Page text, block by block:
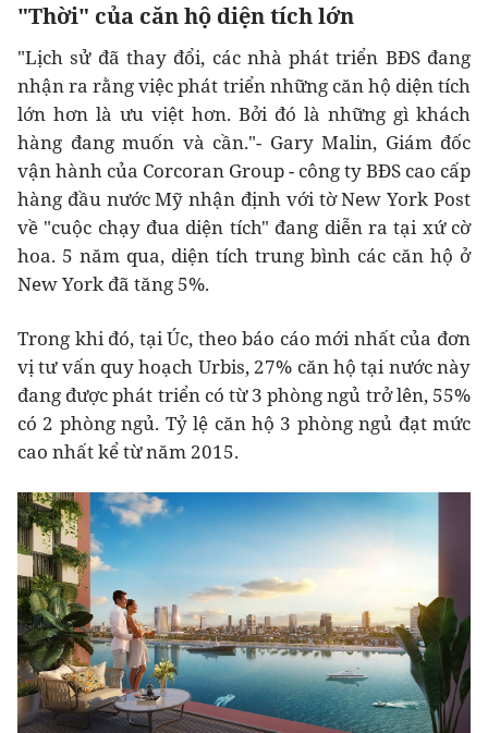
"Thời" của căn hộ diện tích lớn
"Lịch sử đã thay đổi, các nhà phát triển BĐS đang
nhận ra rằng việc phát triển những căn hộ diện tích
lớn hơn là ưu việt hơn. Bởi đó là những gì khách
hàng đang muốn và cần."- Gary Malin, Giám đốc
vận hành của Corcoran Group - công ty BĐS cao cấp
hàng đầu nước Mỹ nhận định với tờ New York Post
về "cuộc chạy đua diện tích" đang diễn ra tại xứ cờ
hoa. 5 năm qua, diện tích trung bình các căn hộ ở
New York đã tăng 5%.
Trong khi đó, tại Úc, theo báo cáo mới nhất của đơn
vị tư vấn quy hoạch Urbis, 27% căn hộ tại nước này
đang được phát triển có từ 3 phòng ngủ trở lên, 55%
có 2 phòng ngủ. Tỷ lệ căn hộ 3 phòng ngủ đạt mức
cao nhất kể từ năm 2015.